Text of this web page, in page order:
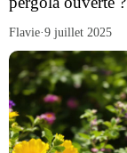
Flavie·9 juillet 2025